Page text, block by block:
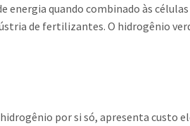
energia quando combinado às células
de fertilizantes. O hidrogênio
por si só, apresenta custo